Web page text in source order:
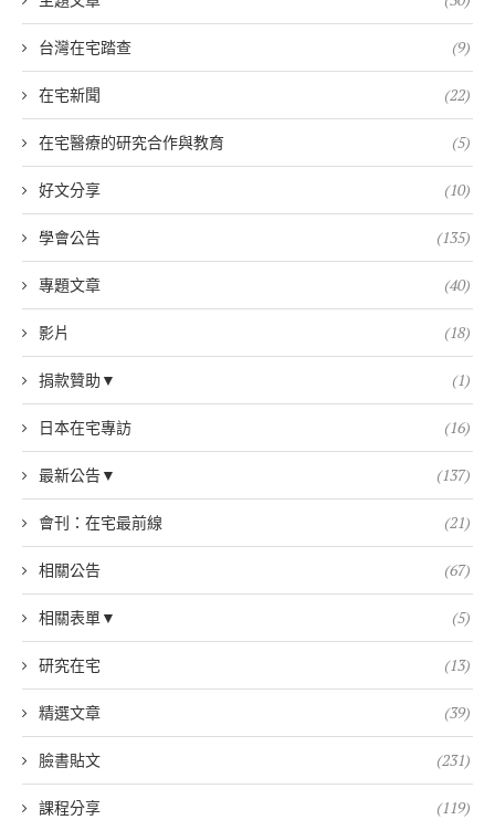
台灣在宅踏查 (9)
在宅新聞 (22)
在宅醫療的研究合作與教育 (5)
好文分享 (10)
學會公告 (135)
專題文章 (40)
影片 (18)
捐款贊助▼ (1)
日本在宅專訪 (16)
最新公告▼ (137)
會刊：在宅最前線 (21)
相關公告 (67)
相關表單▼ (5)
研究在宅 (13)
精選文章 (39)
臉書貼文 (231)
課程分享 (119)